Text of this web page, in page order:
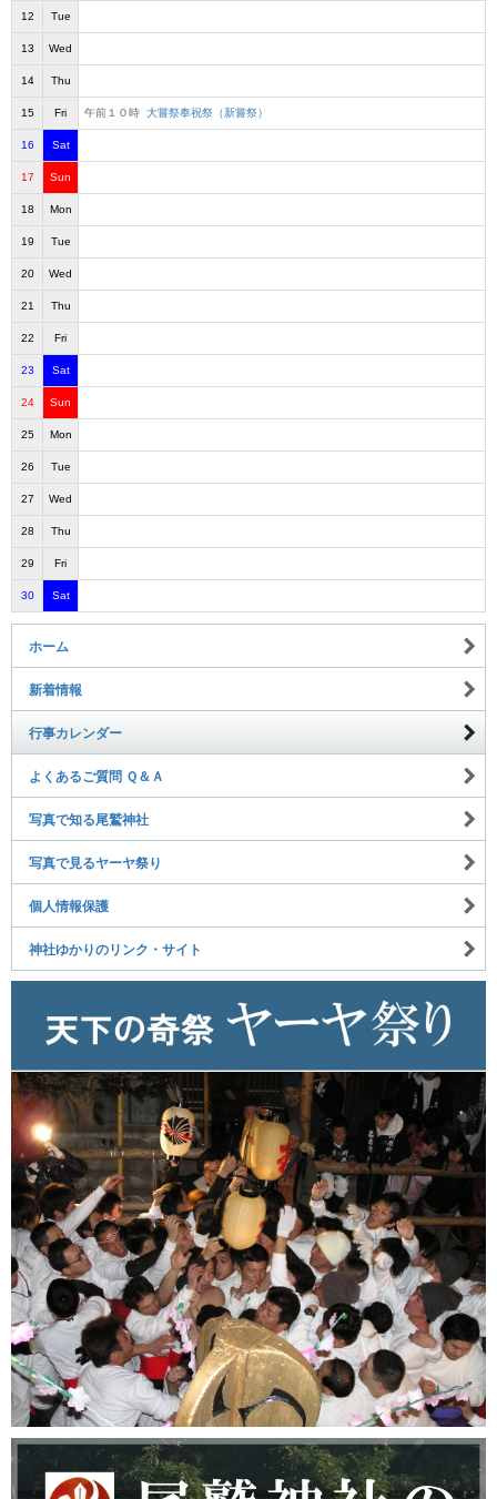
12 Tue
13 Wed
14 Thu
15 Fri 午前１０時 大嘗祭奉祝祭（新嘗祭）
16 Sat
17 Sun
18 Mon
19 Tue
20 Wed
21 Thu
22 Fri
23 Sat
24 Sun
25 Mon
26 Tue
27 Wed
28 Thu
29 Fri
30 Sat
ホーム
新着情報
行事カレンダー
よくあるご質問 Ｑ＆Ａ
写真で知る尾鷲神社
写真で見るヤーヤ祭り
個人情報保護
神社ゆかりのリンク・サイト